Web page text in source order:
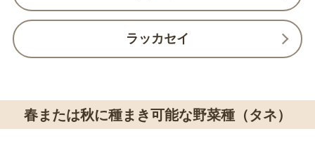
ラッカセイ
春または秋に種まき可能な野菜種（タネ）